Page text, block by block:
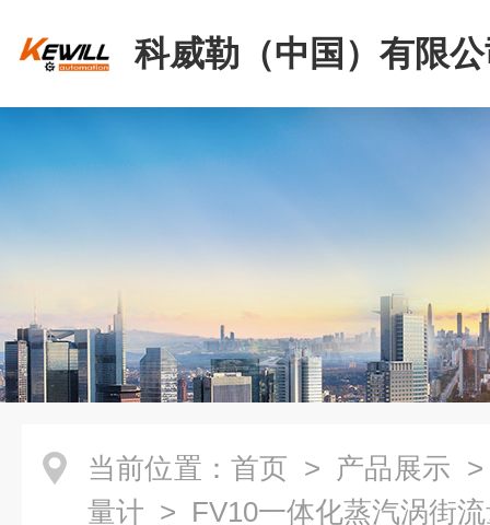
科威勒（中国）有限
当前位置： 首页 > 产品展示
量计 > FV10一体化蒸汽涡街